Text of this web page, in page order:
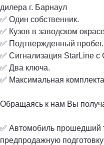
дилера г. Барнаул
✅ Один собственник.
✅ Кузов в заводском
✅ Подтвержденный пробег.
✅ Сигнализация StarLine c
✅ Два ключа.
✅ Максимальная
Обращаясь к нам Вы
✅ Автомобиль прошедший
предпродажную подготовку